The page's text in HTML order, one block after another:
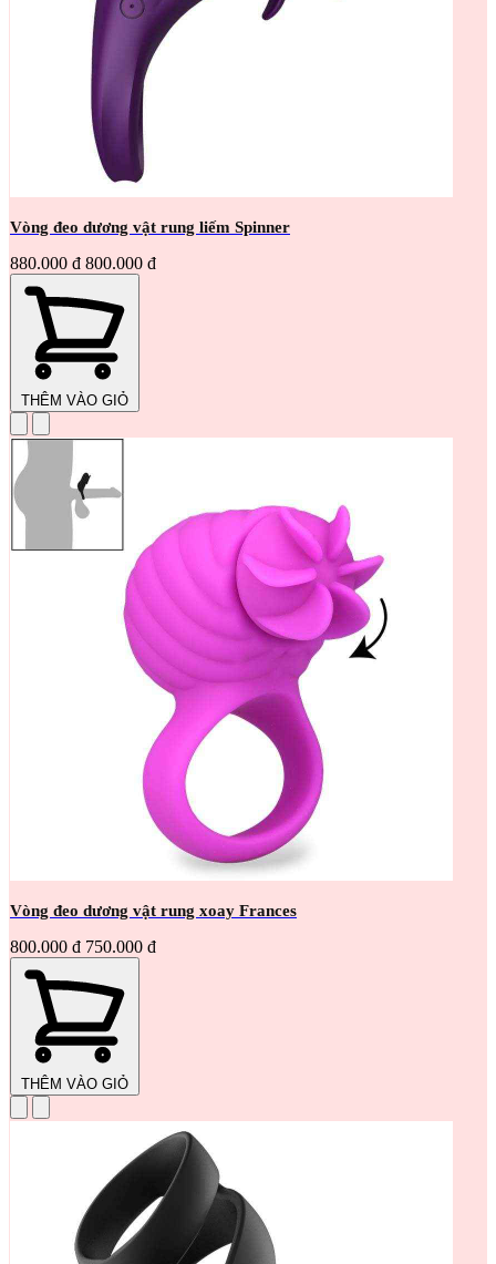
Vòng đeo dương vật rung liếm Spinner
880.000 đ 800.000 đ
THÊM VÀO GIỎ
Vòng đeo dương vật rung xoay Frances
800.000 đ 750.000 đ
THÊM VÀO GIỎ